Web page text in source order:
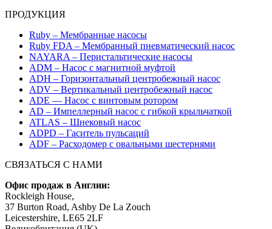
ПРОДУКЦИЯ
Ruby – Мембранные насосы
Ruby FDA – Мембранный пневматический насос
NAYARA – Перистальтические насосы
ADM – Насос с магнитной муфтой
ADH – Горизонтальный центробежный насос
ADV – Вертикальный центробежный насос
ADE — Насос с винтовым ротором
AD – Импеллерный насос с гибкой крыльчаткой
ATLAS – Шнековый насос
ADPD – Гаситель пульсаций
ADF – Расходомер с овальными шестернями
СВЯЗАТЬСЯ С НАМИ
Офис продаж в Англии:
Rockleigh House,
37 Burton Road, Ashby De La Zouch
Leicestershire, LE65 2LF